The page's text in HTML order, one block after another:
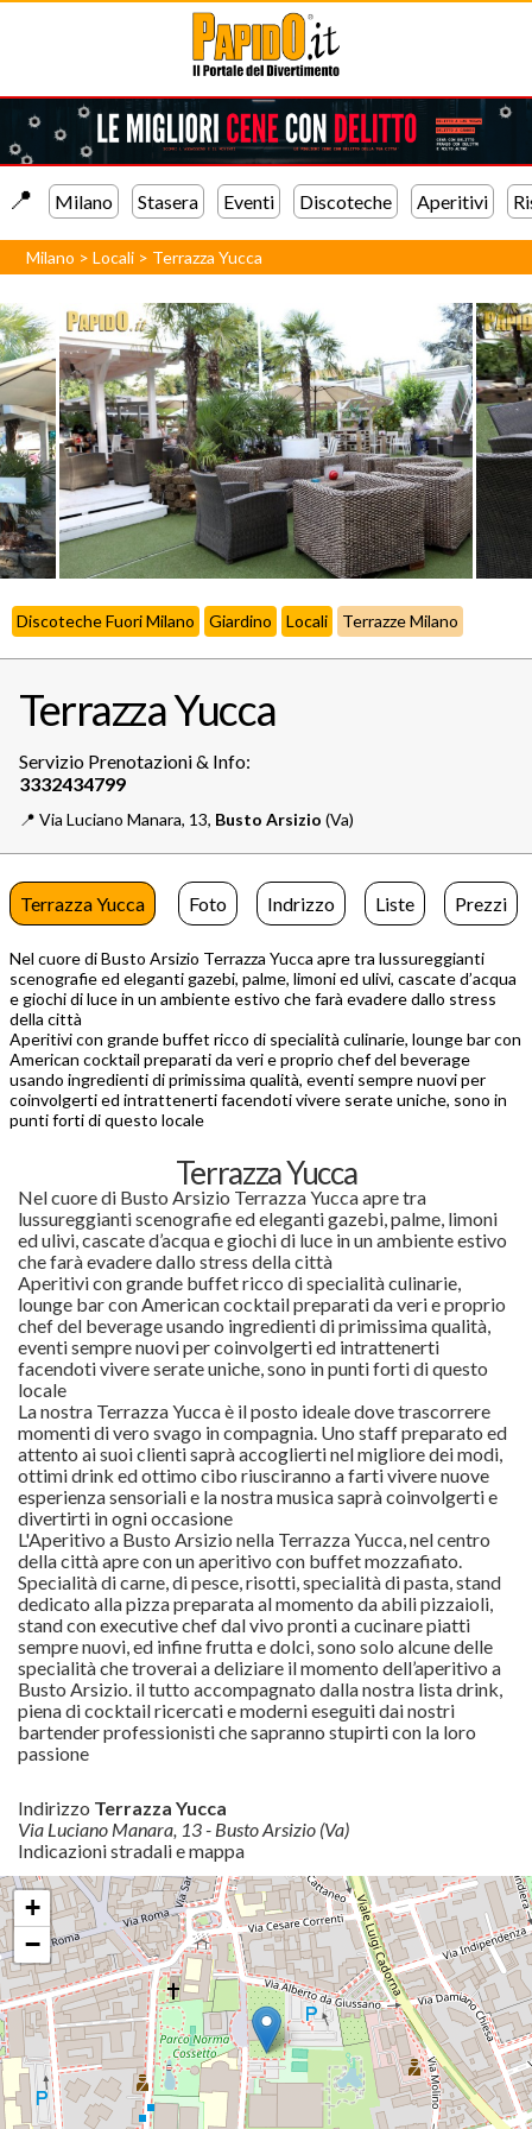
📍️ Milano Stasera Eventi Discoteche Aperitivi
Milano >Locali > Terrazza Yucca
Discoteche Fuori Milano Giardino Locali Terrazze Milano
Terrazza Yucca
Servizio Prenotazioni & Info:
📍️ Via Luciano Manara, 13, Busto Arsizio (Va)
Terrazza Yucca Foto Indrizzo Liste Prezzi
Nel cuore di Busto Arsizio Terrazza Yucca apre tra lussureggianti
scenografie ed eleganti gazebi, palme, limoni ed ulivi, cascate d’acqua
e giochi di luce in un ambiente estivo che farà evadere dallo stress
della città
Aperitivi con grande buffet ricco di specialità culinarie, lounge bar con
American cocktail preparati da veri e proprio chef del beverage
usando ingredienti di primissima qualità, eventi sempre nuovi per
coinvolgerti ed intrattenerti facendoti vivere serate uniche, sono in
punti forti di questo locale
Terrazza Yucca
Nel cuore di Busto Arsizio Terrazza Yucca apre tra
lussureggianti scenografie ed eleganti gazebi, palme, limoni
ed ulivi, cascate d’acqua e giochi di luce in un ambiente estivo
che farà evadere dallo stress della città
Aperitivi con grande buffet ricco di specialità culinarie,
lounge bar con American cocktail preparati da veri e proprio
chef del beverage usando ingredienti di primissima qualità,
eventi sempre nuovi per coinvolgerti ed intrattenerti
facendoti vivere serate uniche, sono in punti forti di questo
locale
La nostra Terrazza Yucca è il posto ideale dove trascorrere
momenti di vero svago in compagnia. Uno staff preparato ed
attento ai suoi clienti saprà accoglierti nel migliore dei modi,
ottimi drink ed ottimo cibo riusciranno a farti vivere nuove
esperienza sensoriali e la nostra musica saprà coinvolgerti e
divertirti in ogni occasione
L'Aperitivo a Busto Arsizio nella Terrazza Yucca, nel centro
della città apre con un aperitivo con buffet mozzafiato.
Specialità di carne, di pesce, risotti, specialità di pasta, stand
dedicato alla pizza preparata al momento da abili pizzaioli,
stand con executive chef dal vivo pronti a cucinare piatti
sempre nuovi, ed infine frutta e dolci, sono solo alcune delle
specialità che troverai a deliziare il momento dell’aperitivo a
Busto Arsizio. il tutto accompagnato dalla nostra lista drink,
piena di cocktail ricercati e moderni eseguiti dai nostri
bartender professionisti che sapranno stupirti con la loro
passione
Indirizzo Terrazza Yucca
Via Luciano Manara, 13 - Busto Arsizio (Va)
Indicazioni stradali e mappa
+
−